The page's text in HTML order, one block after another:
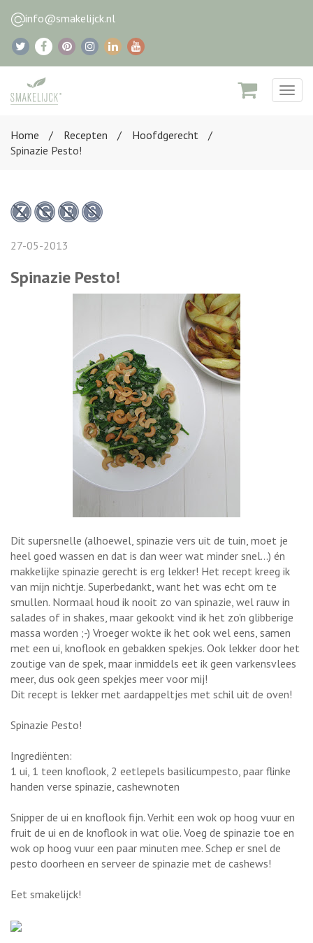
info@smakelijck.nl
Home
Recepten
Hoofdgerecht
Spinazie Pesto!
27-05-2013
Spinazie Pesto!
Dit supersnelle (alhoewel, spinazie vers uit de tuin, moet je
heel goed wassen en dat is dan weer wat minder snel...) én
makkelijke spinazie gerecht is erg lekker! Het recept kreeg ik
van mijn nichtje. Superbedankt, want het was echt om te
smullen. Normaal houd ik nooit zo van spinazie, wel rauw in
salades of in shakes, maar gekookt vind ik het zo'n glibberige
massa worden ;-) Vroeger wokte ik het ook wel eens, samen
met een ui, knoflook en gebakken spekjes. Ook lekker door het
zoutige van de spek, maar inmiddels eet ik geen varkensvlees
meer, dus ook geen spekjes meer voor mij!
Dit recept is lekker met aardappeltjes met schil uit de oven!
Spinazie Pesto!
Ingrediënten:
1 ui, 1 teen knoflook, 2 eetlepels basilicumpesto, paar flinke
handen verse spinazie, cashewnoten
Snipper de ui en knoflook fijn. Verhit een wok op hoog vuur en
fruit de ui en de knoflook in wat olie. Voeg de spinazie toe en
wok op hoog vuur een paar minuten mee. Schep er snel de
pesto doorheen en serveer de spinazie met de cashews!
Eet smakelijck!